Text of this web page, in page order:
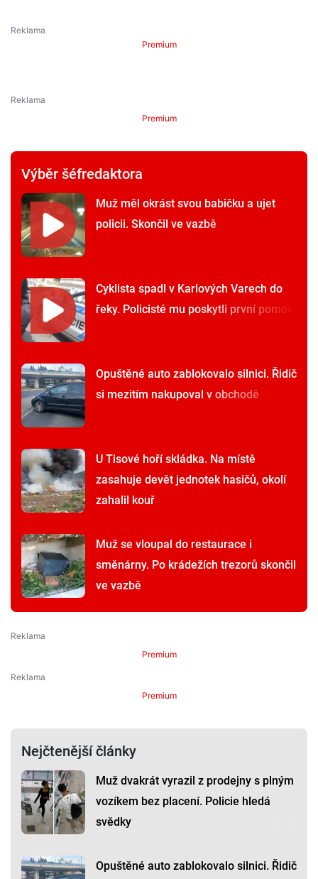
Premium
Premium
Výběr šéfredaktora
Muž měl okrást svou babičku a ujet
policii. Skončil ve vazbě
Cyklista spadl v Karlových Varech do
řeky. Policisté mu poskytli první pomoc
Opuštěné auto zablokovalo silnici. Řidič
si mezitím nakupoval v obchodě
U Tisové hoří skládka. Na místě
zasahuje devět jednotek hasičů, okolí
zahalil kouř
Muž se vloupal do restaurace i
směnárny. Po krádežích trezorů skončil
ve vazbě
Premium
Premium
Nejčtenější články
Muž dvakrát vyrazil z prodejny s plným
vozíkem bez placení. Policie hledá
svědky
Opuštěné auto zablokovalo silnici. Řidič